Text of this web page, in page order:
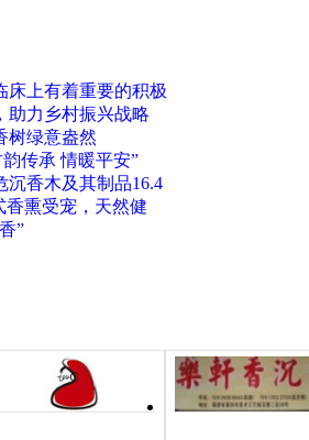
床上有着重要的积极
助力乡村振兴战略
树绿意盎然
传承 情暖平安”
沉香木及其制品16.4
香熏受宠，天然健
”